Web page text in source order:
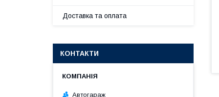
Доставка та оплата
КОНТАКТИ
Автогараж